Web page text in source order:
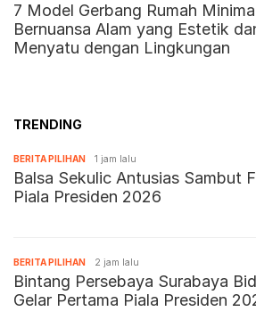
7 Model Gerbang Rumah
Bernuansa Alam yang Estetik
Menyatu dengan Lingkungan
TRENDING
BERITA PILIHAN 1 jam lalu
Balsa Sekulic Antusias Sambut
Piala Presiden 2026
BERITA PILIHAN 2 jam lalu
Bintang Persebaya Surabaya
Gelar Pertama Piala Presiden